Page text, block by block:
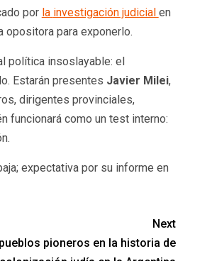
por la investigación judicial en
opositora para exponerlo.
política insoslayable: el
Estarán presentes Javier Milei,
dirigentes provinciales,
funcionará como un test interno:
expectativa por su informe en
Next
pioneros en la historia de